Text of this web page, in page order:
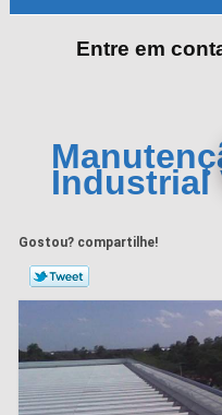
Entre em
Industrial
Gostou? compartilhe!